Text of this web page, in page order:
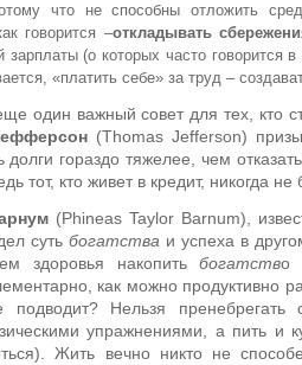
что не способны отложить
говорится –откладывать
(о которых часто говорится
«платить себе» за труд –
один важный совет для тех, кто
(Thomas Jefferson)
гораздо тяжелее, чем
тот, кто живет в кредит, никогда не
(Phineas Taylor Barnum),
суть богатства и успеха в
здоровья накопитьбогатство
как можно продуктивно
подводит? Нельзя
упражнениями, а пить и
Жить вечно никто не